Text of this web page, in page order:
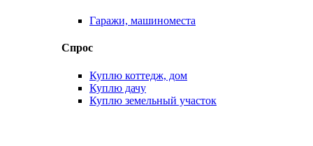
Гаражи, машиноместа
Спрос
Куплю коттедж, дом
Куплю дачу
Куплю земельный участок